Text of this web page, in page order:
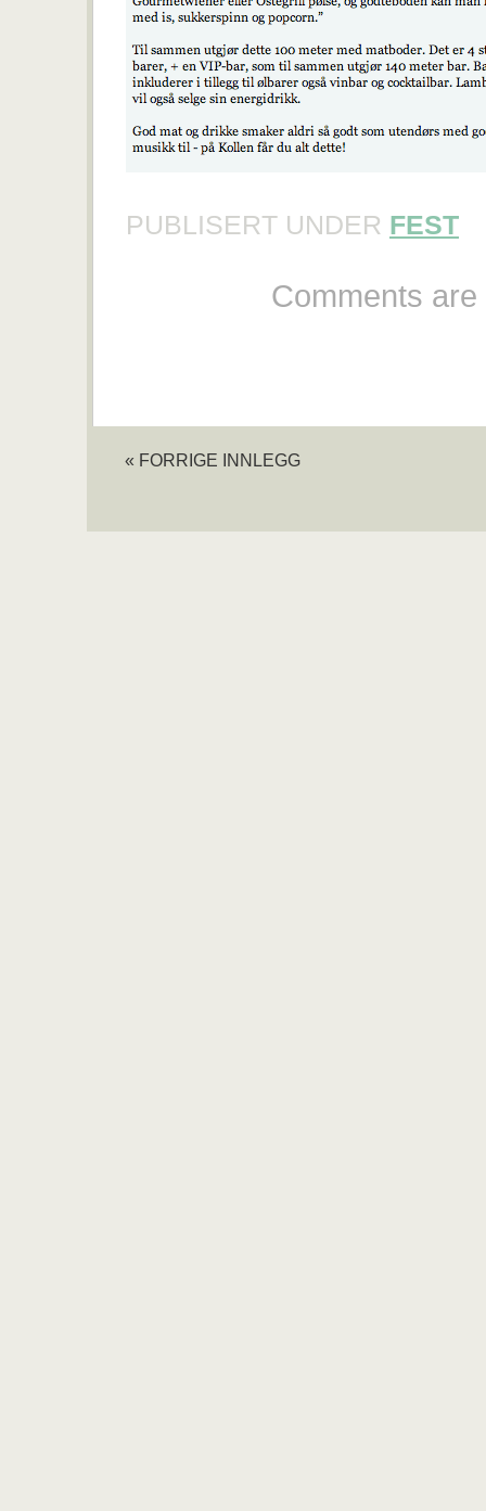
PUBLISERT UNDER FEST
Comments
« FORRIGE INNLEGG